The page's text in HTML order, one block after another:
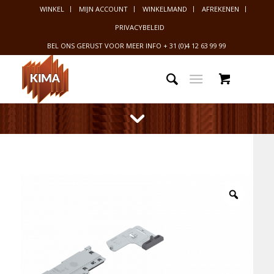
WINKEL MIJN ACCOUNT WINKELMAND
AFREKENEN
PRIVACYBELEID
BEL ONS GERUST VOOR MEER INFO+ 31 (0)4 12 63 99 99